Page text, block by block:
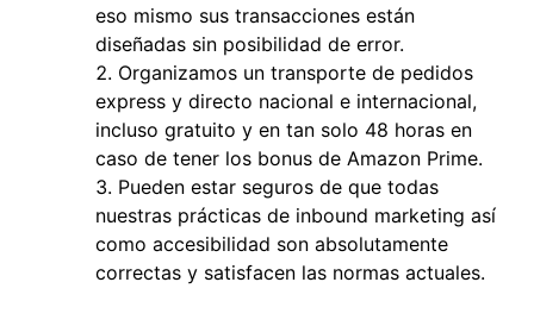
eso mismo sus transacciones están
diseñadas sin posibilidad de error.
Organizamos un transporte de pedidos
express y directo nacional e internacional,
incluso gratuito y en tan solo 48 horas en
caso de tener los bonus de Amazon Prime.
Pueden estar seguros de que todas
nuestras prácticas de inbound marketing así
como accesibilidad son absolutamente
correctas y satisfacen las normas actuales.